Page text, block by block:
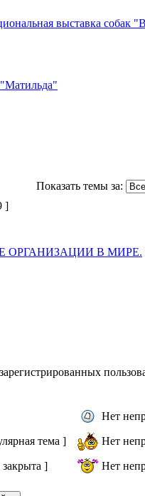
выставка собак "В
Показать темы за:
]
ОРГАНИЗАЦИИ В МИРЕ.
Нет
тема ] Нет
] Нет